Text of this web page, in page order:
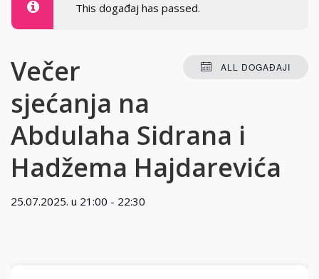
This događaj has passed.
ALL DOGAĐAJI
Večer
sjećanja na
Abdulaha Sidrana i
Hadžema Hajdarevića
25.07.2025. u 21:00 - 22:30